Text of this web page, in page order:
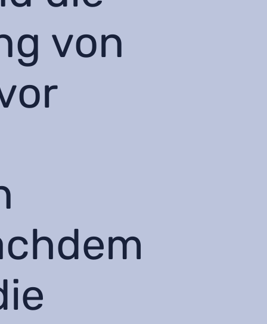
von